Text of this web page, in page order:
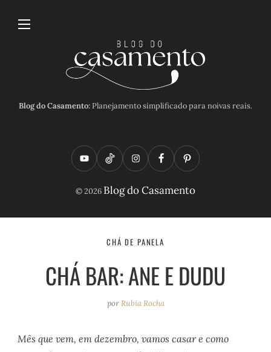
Blog do Casamento:Planejamento simplificado para noivas reais.
Y
o
t
e
T
i
t
o
I
n
t
a
r
F
a
e
b
P
i
t
e
© 2026 Blog do Casamento
CHÁ DE PANELA
CHÁ BAR: ANE E DUDU
porRubia Rocha
Mês que vem, em dezembro, vamos casar e como